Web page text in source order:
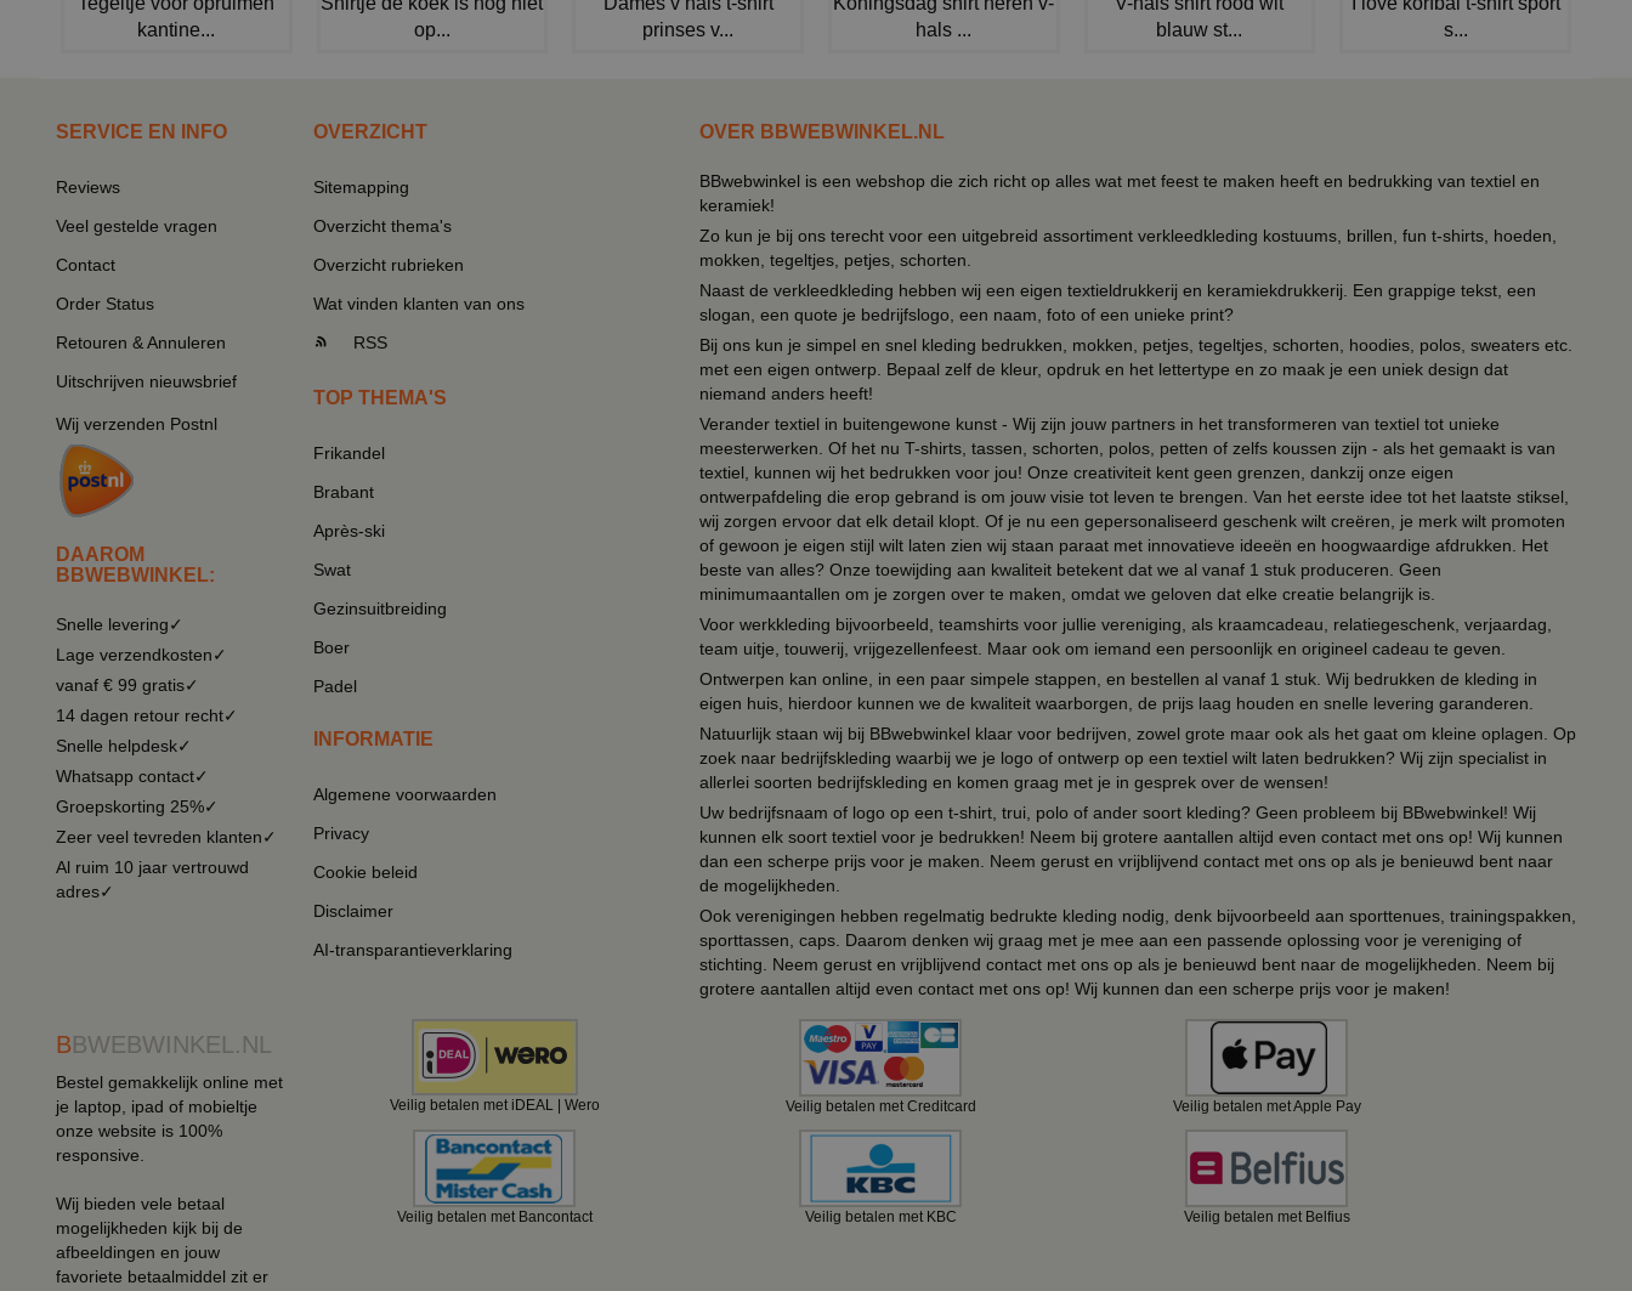
kantine...
op...
prinses v...
hals ...
blauw st...
s...
SERVICE EN INFO
Reviews
Veel gestelde vragen
Contact
Order Status
Retouren & Annuleren
Uitschrijven nieuwsbrief
Wij verzenden Postnl
DAAROM
BBWEBWINKEL:
Snelle levering✓
Lage verzendkosten✓
vanaf € 99 gratis✓
14 dagen retour recht✓
Snelle helpdesk✓
Whatsapp contact✓
Groepskorting 25%✓
Zeer veel tevreden klanten✓
Al ruim 10 jaar vertrouwd
adres✓
OVERZICHT
Sitemapping
Overzicht thema's
Overzicht rubrieken
Wat vinden klanten van ons
RSS
TOP THEMA'S
Frikandel
Brabant
Après-ski
Swat
Gezinsuitbreiding
Boer
Padel
INFORMATIE
Algemene voorwaarden
Privacy
Cookie beleid
Disclaimer
AI-transparantieverklaring
OVER BBWEBWINKEL.NL
BBwebwinkel is een webshop die zich richt op alles wat met feest te maken heeft en bedrukking van textiel en
keramiek!
Zo kun je bij ons terecht voor een uitgebreid assortiment verkleedkleding kostuums, brillen, fun t-shirts, hoeden,
mokken, tegeltjes, petjes, schorten.
Naast de verkleedkleding hebben wij een eigen textieldrukkerij en keramiekdrukkerij. Een grappige tekst, een
slogan, een quote je bedrijfslogo, een naam, foto of een unieke print?
Bij ons kun je simpel en snel kleding bedrukken, mokken, petjes, tegeltjes, schorten, hoodies, polos, sweaters etc.
met een eigen ontwerp. Bepaal zelf de kleur, opdruk en het lettertype en zo maak je een uniek design dat
niemand anders heeft!
Verander textiel in buitengewone kunst - Wij zijn jouw partners in het transformeren van textiel tot unieke
meesterwerken. Of het nu T-shirts, tassen, schorten, polos, petten of zelfs koussen zijn - als het gemaakt is van
textiel, kunnen wij het bedrukken voor jou! Onze creativiteit kent geen grenzen, dankzij onze eigen
ontwerpafdeling die erop gebrand is om jouw visie tot leven te brengen. Van het eerste idee tot het laatste stiksel,
wij zorgen ervoor dat elk detail klopt. Of je nu een gepersonaliseerd geschenk wilt creëren, je merk wilt promoten
of gewoon je eigen stijl wilt laten zien wij staan paraat met innovatieve ideeën en hoogwaardige afdrukken. Het
beste van alles? Onze toewijding aan kwaliteit betekent dat we al vanaf 1 stuk produceren. Geen
minimumaantallen om je zorgen over te maken, omdat we geloven dat elke creatie belangrijk is.
Voor werkkleding bijvoorbeeld, teamshirts voor jullie vereniging, als kraamcadeau, relatiegeschenk, verjaardag,
team uitje, touwerij, vrijgezellenfeest. Maar ook om iemand een persoonlijk en origineel cadeau te geven.
Ontwerpen kan online, in een paar simpele stappen, en bestellen al vanaf 1 stuk. Wij bedrukken de kleding in
eigen huis, hierdoor kunnen we de kwaliteit waarborgen, de prijs laag houden en snelle levering garanderen.
Natuurlijk staan wij bij BBwebwinkel klaar voor bedrijven, zowel grote maar ook als het gaat om kleine oplagen. Op
zoek naar bedrijfskleding waarbij we je logo of ontwerp op een textiel wilt laten bedrukken? Wij zijn specialist in
allerlei soorten bedrijfskleding en komen graag met je in gesprek over de wensen!
Uw bedrijfsnaam of logo op een t-shirt, trui, polo of ander soort kleding? Geen probleem bij BBwebwinkel! Wij
kunnen elk soort textiel voor je bedrukken! Neem bij grotere aantallen altijd even contact met ons op! Wij kunnen
dan een scherpe prijs voor je maken. Neem gerust en vrijblijvend contact met ons op als je benieuwd bent naar
de mogelijkheden.
Ook verenigingen hebben regelmatig bedrukte kleding nodig, denk bijvoorbeeld aan sporttenues, trainingspakken,
sporttassen, caps. Daarom denken wij graag met je mee aan een passende oplossing voor je vereniging of
stichting. Neem gerust en vrijblijvend contact met ons op als je benieuwd bent naar de mogelijkheden. Neem bij
grotere aantallen altijd even contact met ons op! Wij kunnen dan een scherpe prijs voor je maken!
BBWEBWINKEL.NL
Bestel gemakkelijk online met
je laptop, ipad of mobieltje
onze website is 100%
responsive.
Wij bieden vele betaal
mogelijkheden kijk bij de
afbeeldingen en jouw
favoriete betaalmiddel zit er
Veilig betalen met iDEAL | Wero Veilig betalen met Creditcard Veilig betalen met Apple Pay
Veilig betalen met Bancontact Veilig betalen met KBC Veilig betalen met Belfius